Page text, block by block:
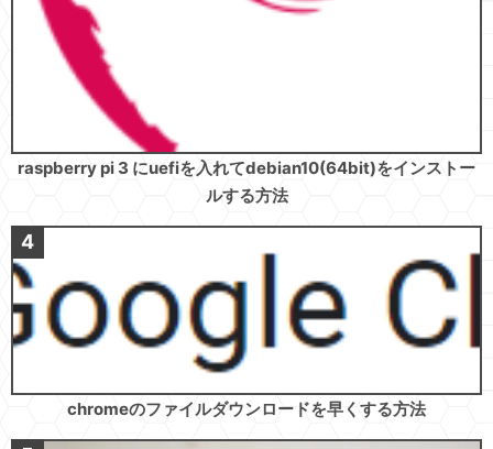
raspberry pi 3 にuefiを入れてdebian10(64bit)をインストー
ルする方法
chromeのファイルダウンロードを早くする方法